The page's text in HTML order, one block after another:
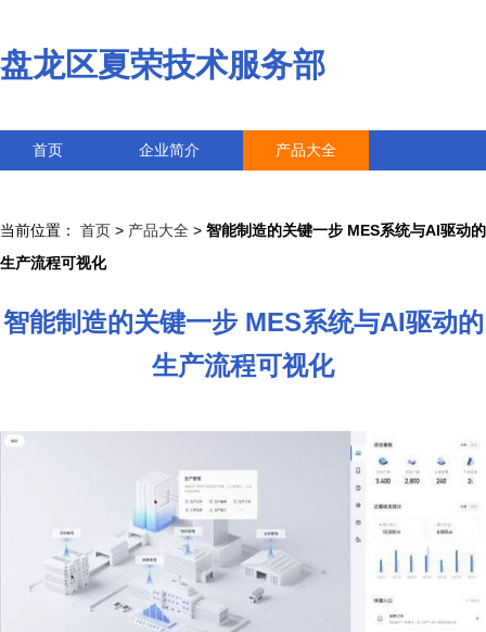
盘龙区夏荣技术服务部
首页 企业简介 产品大全
当前位置： 首页 > 产品大全 > 智能制造的关键一步 MES系统与AI驱动的
生产流程可视化
智能制造的关键一步 MES系统与AI驱动的
生产流程可视化